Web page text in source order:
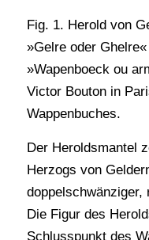
Fig. 1. Herold von
»Gelre oder
»Wapenboeck ou
Victor Bouton in
Wappenbuches.
Der Heroldsmantel
Herzogs von
doppelschwänziger,
Die Figur des
Schlusspunkt des